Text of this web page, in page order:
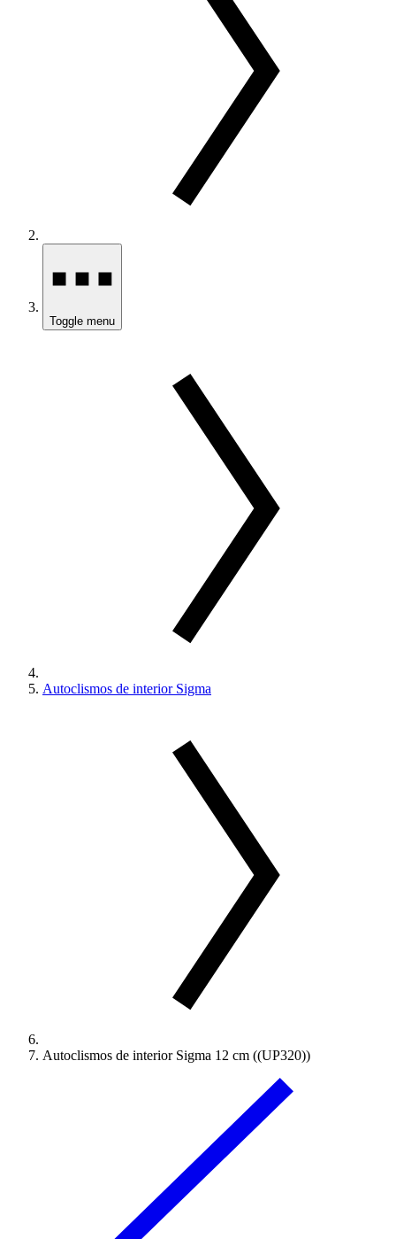
Toggle menu
Autoclismos de interior Sigma
Autoclismos de interior Sigma 12 cm ((UP320))